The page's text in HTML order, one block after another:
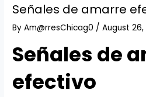
Señales de amarre
ByAm@rresChicag0 /August
Señales de
efectivo